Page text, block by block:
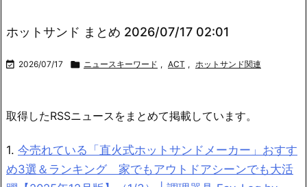
ホットサンド まとめ 2026/07/17 02:01
 2026/07/17  ニュースキーワード , ACT , ホットサンド関連
取得したRSSニュースをまとめて掲載しています。
1. 今売れている「直火式ホットサンドメーカー」おすす
め3選＆ランキング 家でもアウトドアシーンでも大活